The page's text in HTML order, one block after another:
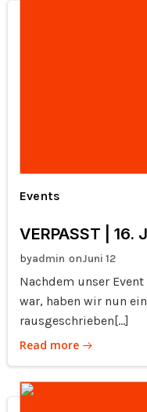
Events
VERPASST |
byadmin onJuni 12
Nachdem unser
war, haben wir nun
rausgeschrieben[…]
Read more